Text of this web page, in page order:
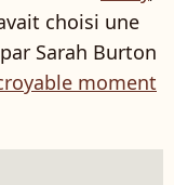
choisi une
Sarah Burton
moment